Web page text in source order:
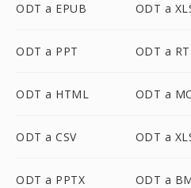
ODT a EPUB ODT a
ODT a PPT ODT a
ODT a HTML ODT a
ODT a CSV ODT a
ODT a PPTX ODT a